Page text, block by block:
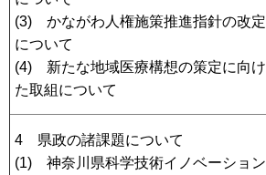
(3) かながわ人権施策推進指針の改定
について
(4) 新たな地域医療構想の策定に向け
た取組について
4 県政の諸課題について
(1) 神奈川県科学技術イノベーション